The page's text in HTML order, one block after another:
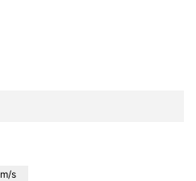
m/s